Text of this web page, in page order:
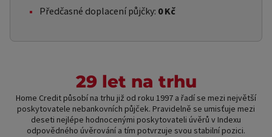
Předčasné doplacení půjčky: 0 Kč
29 let na trhu
Home Credit působí na trhu již od roku 1997 a řadí se mezi největší
poskytovatele nebankovních půjček. Pravidelně se umisťuje mezi
deseti nejlépe hodnocenými poskytovateli úvěrů v Indexu
odpovědného úvěrování a tím potvrzuje svou stabilní pozici.